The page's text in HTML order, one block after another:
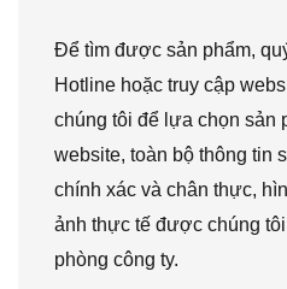
Để tìm được sản phẩm,
Hotline hoặc truy cập
chúng tôi để lựa chọn sản
website, toàn bộ thông tin
chính xác và chân thực,
ảnh thực tế được chúng
phòng công ty.